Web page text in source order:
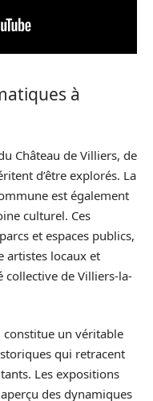
à
Château de Villiers, de
d’être explorés. La
est également
culturel. Ces
et espaces publics,
artistes locaux et
collective de Villiers-la-
constitue un véritable
qui retracent
Les expositions
des dynamiques